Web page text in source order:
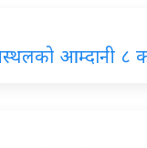
आम्दानी ८